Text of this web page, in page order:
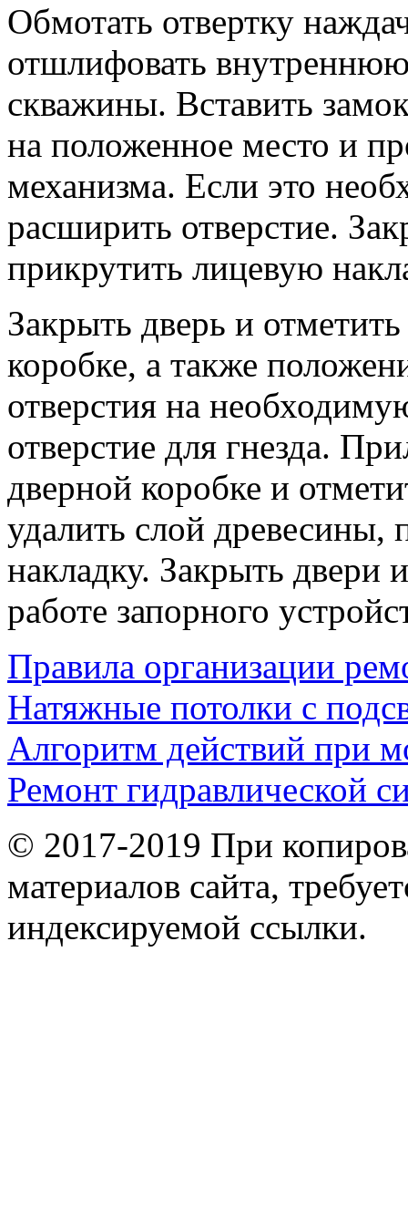
Обмотать отвертку
отшлифовать
скважины. Вставить
на положенное место и
механизма. Если это
расширить отверстие.
прикрутить лицевую
Закрыть дверь и
коробке, а также
отверстия на
отверстие для гнезда.
дверной коробке и
удалить слой древесины,
накладку. Закрыть двери
работе запорного
Правила организации
Натяжные потолки с
Алгоритм действий при
Ремонт гидравлической
© 2017-2019 При
материалов сайта,
индексируемой ссылки.